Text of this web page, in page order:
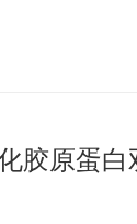
胶原蛋